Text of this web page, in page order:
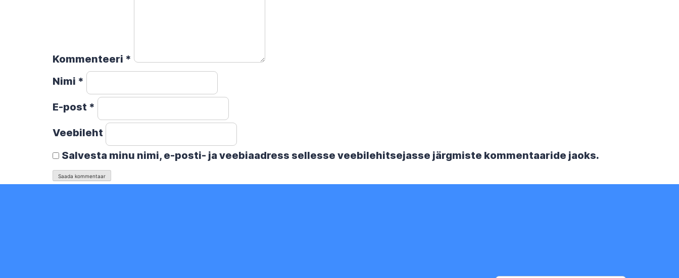
Kommenteeri *
Nimi *
E-post *
Veebileht
Salvesta minu nimi, e-posti- ja veebiaadress sellesse veebilehitsejasse järgmiste kommentaaride jaoks.